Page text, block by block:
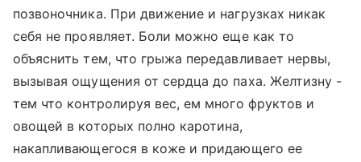
позвоночника. При движение и нагрузках никак
себя не проявляет. Боли можно еще как то
объяснить тем, что грыжа передавливает нервы,
вызывая ощущения от сердца до паха. Желтизну -
тем что контролируя вес, ем много фруктов и
овощей в которых полно каротина,
накапливающегося в коже и придающего ее